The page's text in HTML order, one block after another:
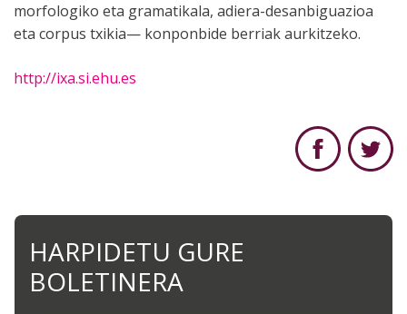
morfologiko eta gramatikala, adiera-desanbiguazioa
eta corpus txikia— konponbide berriak aurkitzeko.
http://ixa.si.ehu.es
HARPIDETU GURE
BOLETINERA